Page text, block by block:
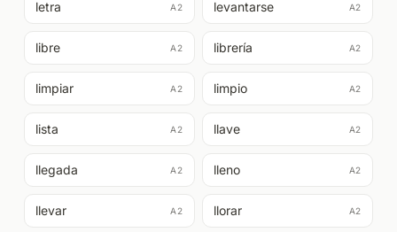
letra A2 levantarse A2
libre A2 librería A2
limpiar A2 limpio A2
lista A2 llave A2
llegada A2 lleno A2
llevar A2 llorar A2